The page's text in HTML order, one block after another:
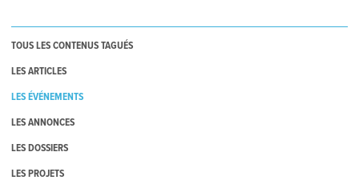
TOUS LES CONTENUS TAGUÉS
LES ARTICLES
LES ÉVÉNEMENTS
LES ANNONCES
LES DOSSIERS
LES PROJETS